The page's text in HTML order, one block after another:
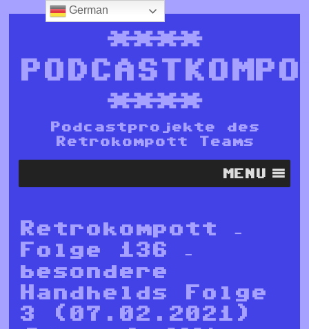
****
****
Podcastprojekte des
Retrokompott Teams
MENU
Retrokompott –
Folge 136 –
besondere
Handhelds Folge
3 (07.02.2021)
German